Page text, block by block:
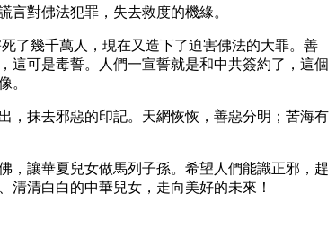
對佛法犯罪，失去救度的機緣。
了幾千萬人，現在又造下了迫害佛法的大罪。善
這可是毒誓。人們一宣誓就是和中共簽約了，這個
。
，抹去邪惡的印記。天網恢恢，善惡分明；苦海有
，讓華夏兒女做馬列子孫。希望人們能識正邪，趕
清白白的中華兒女，走向美好的未來！